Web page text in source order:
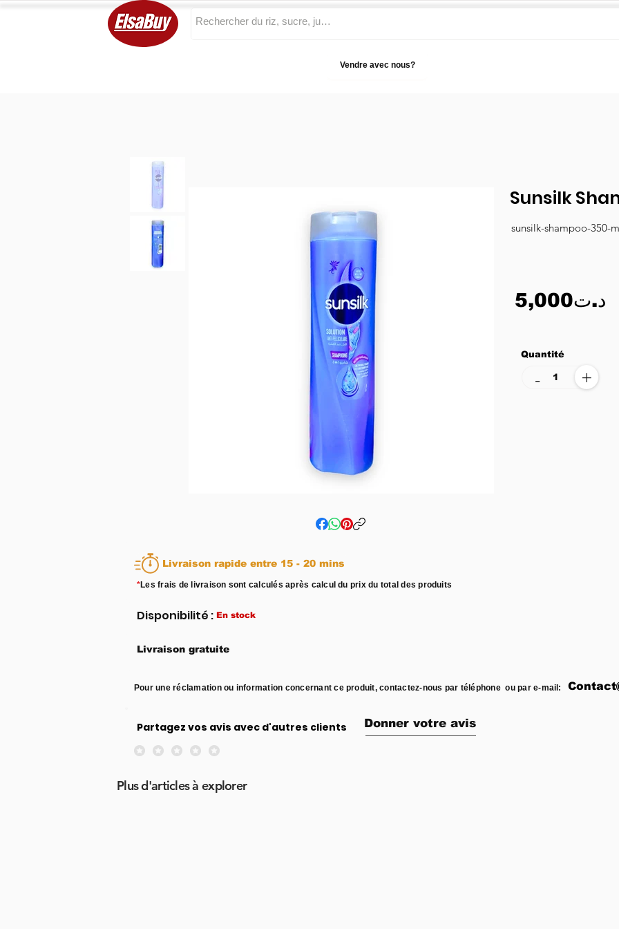
Vendre avec nous?
Sunsilk
sunsilk-shampoo-350-
5,000د.ت
Quantité
+
-
Livraison rapide entre 15 - 20 mins
*Les frais de livraison sont calculés après calcul du prix du total des produits
Disponibilité : En stock
Livraison gratuite
Pour une réclamation ou information concernant ce produit, contactez-nous par téléphone ou par e-mail:
Partagez vos avis avec d'autres clients Donner votre avis
Aucune note pour le moment
Plus d'articles à explorer